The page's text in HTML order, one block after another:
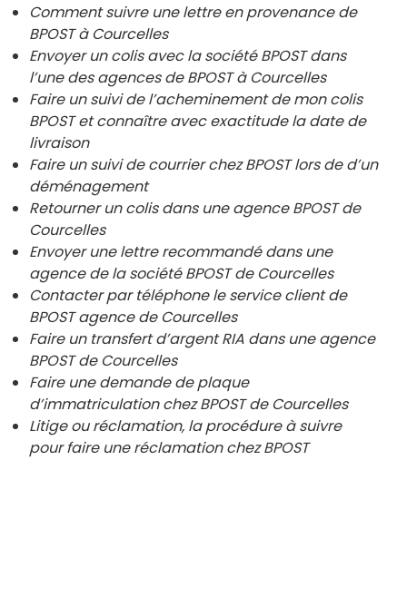
Comment suivre une lettre en provenance de
BPOST à Courcelles
Envoyer un colis avec la société BPOST dans
l’une des agences de BPOST à Courcelles
Faire un suivi de l’acheminement de mon colis
BPOST et connaître avec exactitude la date de
livraison
Faire un suivi de courrier chez BPOST lors de d’un
déménagement
Retourner un colis dans une agence BPOST de
Courcelles
Envoyer une lettre recommandé dans une
agence de la société BPOST de Courcelles
Contacter par téléphone le service client de
BPOST agence de Courcelles
Faire un transfert d’argent RIA dans une agence
BPOST de Courcelles
Faire une demande de plaque
d’immatriculation chez BPOST de Courcelles
Litige ou réclamation, la procédure à suivre
pour faire une réclamation chez BPOST